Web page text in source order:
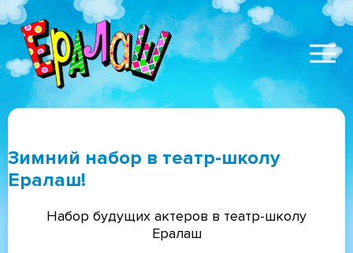
Перейти
к
основному
содержанию
Основная
навигация
Наши новости
Видео и аудио
Фестиваль Ералаш
Наши контакты
Зимний набор в театр-школу
Ералаш!
Набор будущих актеров в театр-школу
Ералаш